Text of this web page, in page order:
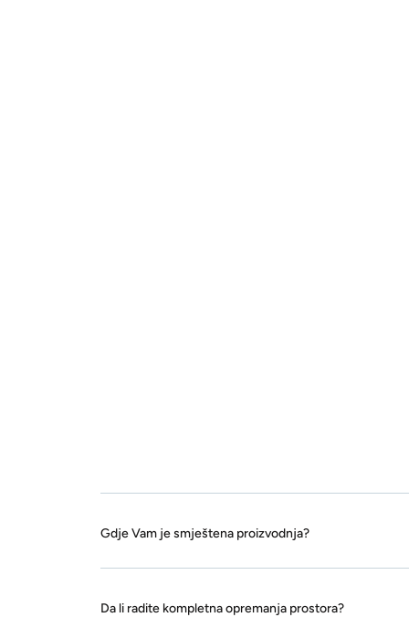
Gdje Vam je smještena proizvodnja?
Da li radite kompletna opremanja prostora?